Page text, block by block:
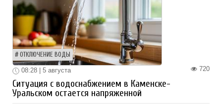
ОТКЛЮЧЕНИЕ ВОДЫ
720
08:28 | 5 августа
Ситуация с водоснабжением в Каменске-
Уральском остается напряженной